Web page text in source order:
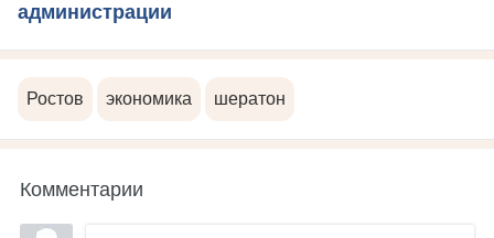
администрации
Ростов экономика шератон
Комментарии